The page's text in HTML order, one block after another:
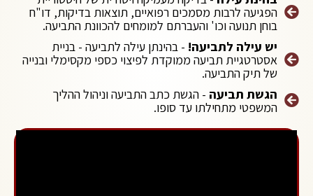
הפגיעה לרבות מסמכים רפואיים, תוצאות בדיקות, דו"ח
בוחן תנועה וכו' והעברתם למומחים להכוונת התביעה.
יש עילה לתביעה! - בהינתן עילה לתביעה - בניית
אסטרטגיית תביעה ממוקדת לפיצוי כספי מקסימלי ובנייה
של תיק התביעה.
הגשת תביעה - הגשת כתב התביעה וניהול ההליך
המשפטי מתחילתו עד סופו.